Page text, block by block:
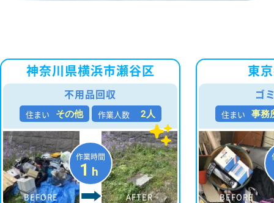
神奈川県横浜市瀬谷区
不用品回収
住まい その他 作業人数 2人
BEFORE AFTER
作業時間
1 h
東
ゴ
住まい 事務
BEFORE